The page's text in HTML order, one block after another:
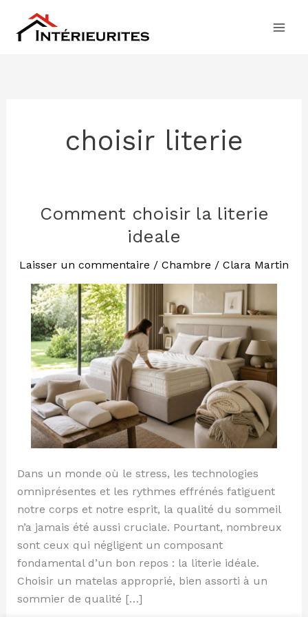
contenu
choisir literie
Comment choisir la literie
ideale
Laisser un commentaire / Chambre / Clara Martin
Dans un monde où le stress, les technologies
omniprésentes et les rythmes effrénés fatiguent
notre corps et notre esprit, la qualité du sommeil
n’a jamais été aussi cruciale. Pourtant, nombreux
sont ceux qui négligent un composant
fondamental d’un bon repos : la literie idéale.
Choisir un matelas approprié, bien assorti à un
sommier de qualité […]
Comment
literie
ideale